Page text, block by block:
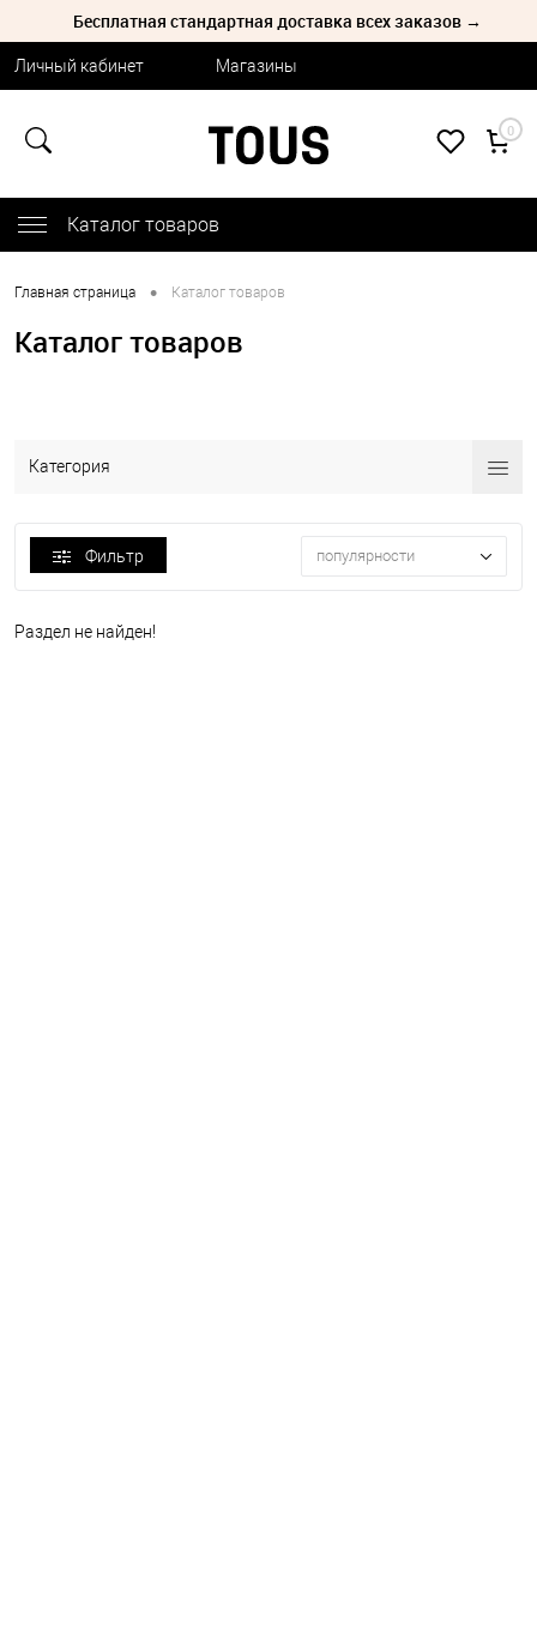
Бесплатная стандартная доставка всех заказов →
Личный кабинет Магазины
0
Каталог товаров
Главная страница • Каталог товаров
Каталог товаров
Категория
Фильтр популярности
Раздел не найден!